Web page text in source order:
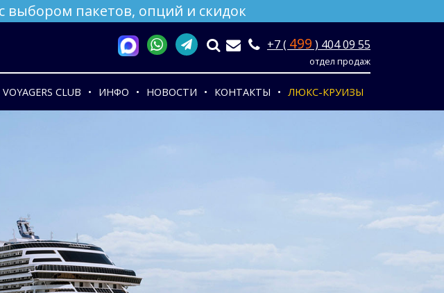
выбором пакетов, опций и скидок
+7 ( 499 ) 404 09 55
отдел продаж
VOYAGERS CLUB ИНФО НОВОСТИ КОНТАКТЫ ЛЮКС-КРУИЗЫ